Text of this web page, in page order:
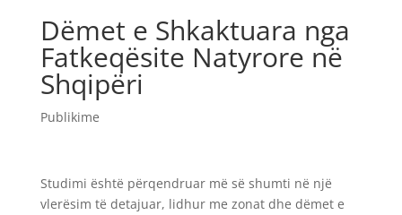
Dëmet e Shkaktuara nga
Fatkeqësite Natyrore në
Shqipëri
Publikime
Studimi është përqendruar më së shumti në një
vlerësim të detajuar, lidhur me zonat dhe dëmet e